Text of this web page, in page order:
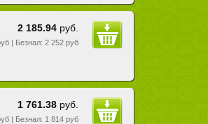
2 185.94 руб.
| Безнал: 2 252 руб
1 761.38 руб.
| Безнал: 1 814 руб